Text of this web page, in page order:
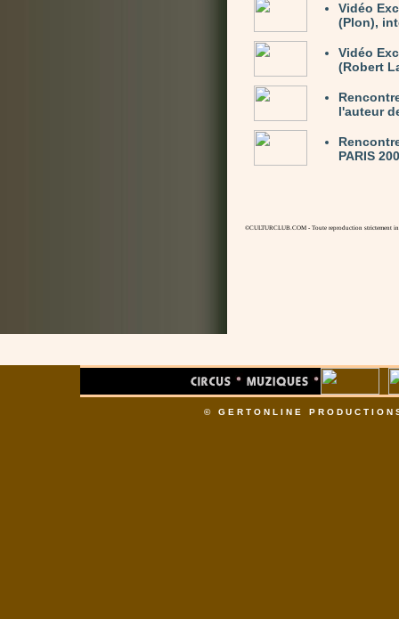
Vidéo
(Plon),
Vidéo
(Robert
l'auteur
PARIS
©CULTURCLUB.COM - Toute reproduction strictement
© GERTONLINE